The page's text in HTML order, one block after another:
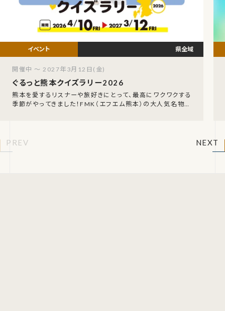
ぐるっと熊本クイズラリー2026
熊本を愛するリスナーや旅好きにとって、最高にワクワクする
季節がやってきました！FMK（エフエム熊本）の大人気名物企
県全域
開催中 ～ 2027年3月12日(金)
PREV NEXT